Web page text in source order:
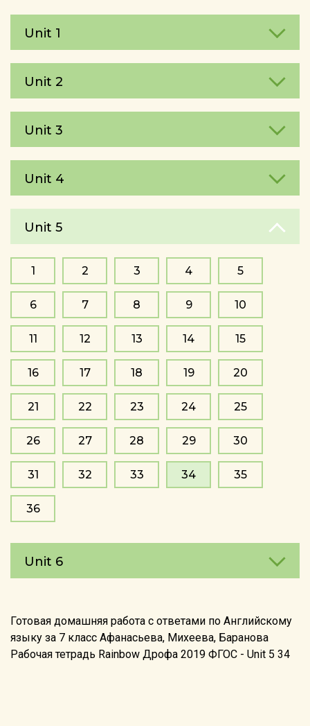
Unit 1
Unit 2
Unit 3
Unit 4
Unit 5
1 2 3 4 5
6 7 8 9 10
11 12 13 14 15
16 17 18 19 20
21 22 23 24 25
26 27 28 29 30
31 32 33 34 35
36
Unit 6
Готовая домашняя работа с ответами по Английскому
языку за 7 класс Афанасьева, Михеева, Баранова
Рабочая тетрадь Rainbow Дрофа 2019 ФГОС - Unit 5 34